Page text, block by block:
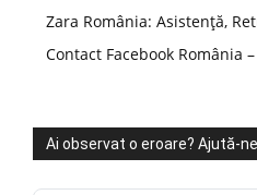
Zara România: Asistență,
Contact Facebook România
Ai observat o eroare? Ajută-